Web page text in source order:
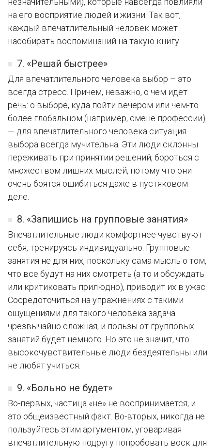
на его восприятие людей и жизни. Так вот,
каждый впечатлительный человек может
насобирать воспоминаний на такую книгу.
7. «Решай быстрее»
Для впечатлительного человека выбор – это
всегда стресс. Причем, неважно, о чём идёт
речь: о выборе, куда пойти вечером или чем-то
более глобальном (например, смене профессии)
— для впечатлительного человека ситуация
выбора всегда мучительна. Эти люди склонны
переживать при принятии решений, бороться с
множеством лишних мыслей, потому что они
очень боятся ошибиться даже в пустяковом
деле.
8. «Запишись на групповые занятия»
Впечатлительные люди комфортнее чувствуют
себя, тренируясь индивидуально. Групповые
занятия не для них, поскольку сама мысль о том,
что все будут на них смотреть (а то и обсуждать
или критиковать прилюдно), приводит их в ужас.
Сосредоточиться на упражнениях с такими
ощущениями для такого человека задача
чрезвычайно сложная, и пользы от групповых
занятий будет немного. Но это не значит, что
высокочувствительные люди бездеятельны или
не любят учиться.
9. «Больно не будет»
Во-первых, частица «не» не воспринимается, и
это общеизвестный факт. Во-вторых, никогда не
пользуйтесь этим аргументом, уговаривая
впечатлительную подругу попробовать воск для